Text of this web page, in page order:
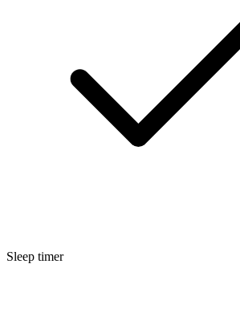
Sleep timer